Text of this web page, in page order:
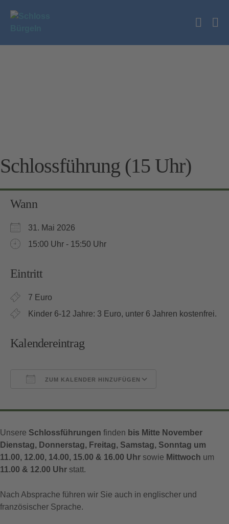
Inhalt
Schlossführung (15 Uhr)
Wann
31. Mai 2026
15:00 Uhr - 15:50 Uhr
Eintritt
7 Euro
Kinder 6-12 Jahre: 3 Euro, unter 6 Jahren kostenfrei.
Kalendereintrag
ZUM KALENDER HINZUFÜGEN
Unsere Schlossführungen finden bis Mitte November
Dienstag, Donnerstag, Freitag, Samstag, Sonntag um
11.00, 12.00, 14.00, 15.00 & 16.00 Uhr sowie Mittwoch um
11.00 & 12.00 Uhr statt.
Nach Absprache führen wir Sie auch in englischer und
französischer Sprache.